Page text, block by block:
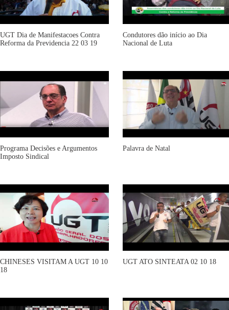
UGT Dia de Manifestacoes Contra
Reforma da Previdencia 22 03 19
Condutores dão início ao Dia
Nacional de Luta
Programa Decisões e Argumentos
Imposto Sindical
Palavra de Natal
CHINESES VISITAM A UGT 10 10
18
UGT ATO SINTEATA 02 10 18